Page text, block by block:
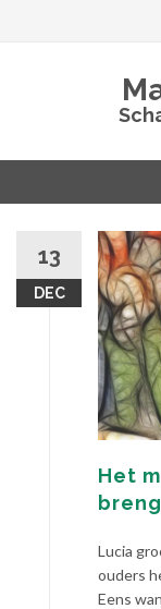
inhoud13
DEC
Het
Lucia
ouders
Eens